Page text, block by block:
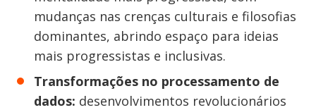
mudanças nas crenças culturais e filosofias
dominantes, abrindo espaço para ideias
mais progressistas e inclusivas.
Transformações no processamento de
dados: desenvolvimentos revolucionários